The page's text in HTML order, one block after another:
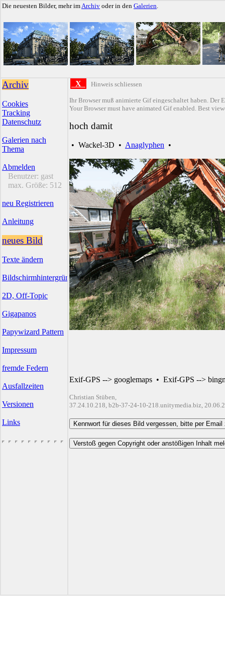
Die neuesten Bilder, mehr imArchiv oder in den Galerien.
Archiv
Cookies
Tracking
Datenschutz
Galerien nach
Thema
Abmelden
Benutzer: gast
max. Größe: 512
neu Registrieren
Anleitung
neues Bild
Texte ändern
Bildschirmhintergründe
2D, Off-Topic
Gigapanos
Papywizard Pattern
Impressum
fremde Federn
Ausfallzeiten
Versionen
Links
X Hinweis schliessen
Ihr Browser muß animierte Gif eingeschaltet haben. Der
Your Browser must have animated Gif enabled. Best
hoch damit
• Wackel-3D • Anaglyphen •
Exif-GPS --> googlemaps • Exif-GPS -->
Christian Stüben,
37.24.10.218, b2b-37-24-10-218.unitymedia.biz,